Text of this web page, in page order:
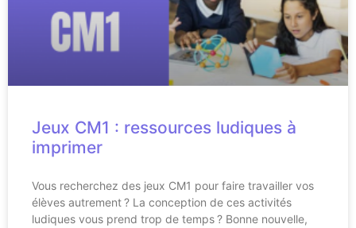
Jeux CM1 : ressources ludiques à
imprimer
Vous recherchez des jeux CM1 pour faire travailler vos
élèves autrement ? La conception de ces activités
ludiques vous prend trop de temps ? Bonne nouvelle,